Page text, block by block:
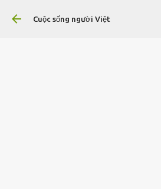
Chuyển đến nội
Cuộc sống người Việt